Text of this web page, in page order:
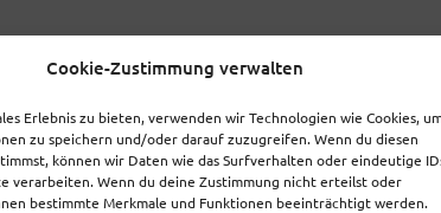
Cookie-Zustimmung verwalten
Erlebnis zu bieten, verwenden wir Technologien wie Cookies,
zu speichern und/oder darauf zuzugreifen. Wenn du diesen
können wir Daten wie das Surfverhalten oder eindeutige
verarbeiten. Wenn du deine Zustimmung nicht erteilst oder
bestimmte Merkmale und Funktionen beeinträchtigt werden.